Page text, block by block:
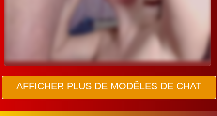
AFFICHER PLUS DE MODÊLES DE CHAT